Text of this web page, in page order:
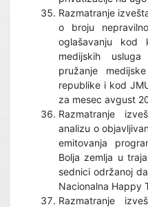
Razmatranje
o broju
oglašavanju kod
medijskih
pružanje
republike i kod
za mesec avgust
Razmatranje
analizu o
emitovanja
Bolja zemlja u
sednici održanoj
Nacionalna Happy
Razmatranje